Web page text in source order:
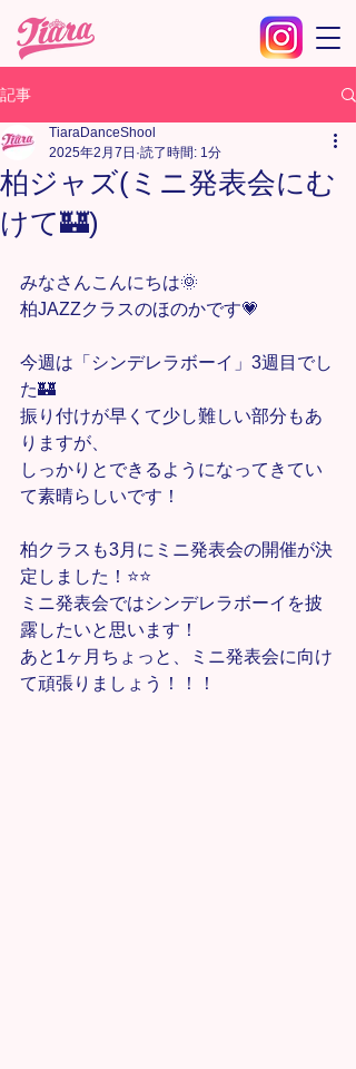
記事
柏ジャズ(ミニ発表会にむ
けて🏰)
TiaraDanceShool
2025年2月7日 読了時間: 1分
みなさんこんにちは🌞
柏JAZZクラスのほのかです💗
今週は「シンデレラボーイ」3週目でし
た🏰
振り付けが早くて少し難しい部分もあ
りますが、
しっかりとできるようになってきてい
て素晴らしいです！
柏クラスも3月にミニ発表会の開催が決
定しました！⭐️⭐️
ミニ発表会ではシンデレラボーイを披
露したいと思います！
あと1ヶ月ちょっと、ミニ発表会に向け
て頑張りましょう！！！